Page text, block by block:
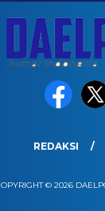
REDAKSI
© 2026